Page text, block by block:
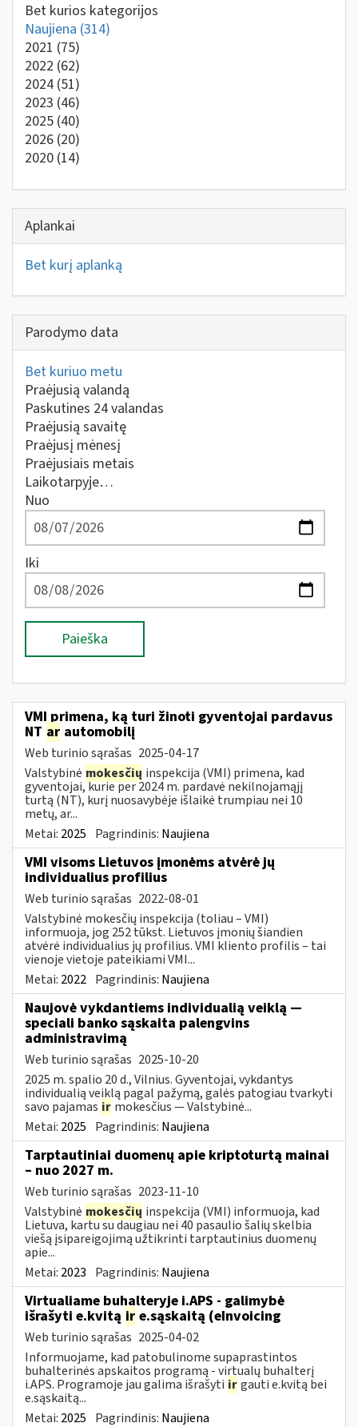
Bet kurios kategorijos
Naujiena (314)
2021 (75)
2022 (62)
2024 (51)
2023 (46)
2025 (40)
2026 (20)
2020 (14)
Aplankai
Bet kurį aplanką
Parodymo data
Bet kuriuo metu
Praėjusią valandą
Paskutines 24 valandas
Praėjusią savaitę
Praėjusį mėnesį
Praėjusiais metais
Laikotarpyje…
Nuo
Iki
Paieška
VMI primena, ką turi žinoti gyventojai pardavus
NT ar automobilį
Web turinio sąrašas 2025-04-17
Valstybinė mokesčių inspekcija (VMI) primena, kad
gyventojai, kurie per 2024 m. pardavė nekilnojamąjį
turtą (NT), kurį nuosavybėje išlaikė trumpiau nei 10
metų, ar...
Metai: 2025 Pagrindinis: Naujiena
VMI visoms Lietuvos įmonėms atvėrė jų
individualius profilius
Web turinio sąrašas 2022-08-01
Valstybinė mokesčių inspekcija (toliau – VMI)
informuoja, jog 252 tūkst. Lietuvos įmonių šiandien
atvėrė individualius jų profilius. VMI kliento profilis – tai
vienoje vietoje pateikiami VMI...
Metai: 2022 Pagrindinis: Naujiena
Naujovė vykdantiems individualią veiklą —
speciali banko sąskaita palengvins
administravimą
Web turinio sąrašas 2025-10-20
2025 m. spalio 20 d., Vilnius. Gyventojai, vykdantys
individualią veiklą pagal pažymą, galės patogiau tvarkyti
savo pajamas ir mokesčius — Valstybinė...
Metai: 2025 Pagrindinis: Naujiena
Tarptautiniai duomenų apie kriptoturtą mainai
– nuo 2027 m.
Web turinio sąrašas 2023-11-10
Valstybinė mokesčių inspekcija (VMI) informuoja, kad
Lietuva, kartu su daugiau nei 40 pasaulio šalių skelbia
viešą įsipareigojimą užtikrinti tarptautinius duomenų
apie...
Metai: 2023 Pagrindinis: Naujiena
Virtualiame buhalteryje i.APS - galimybė
išrašyti e.kvitą ir e.sąskaitą (eInvoicing
Web turinio sąrašas 2025-04-02
Informuojame, kad patobulinome supaprastintos
buhalterinės apskaitos programą - virtualų buhalterį
i.APS. Programoje jau galima išrašyti irgauti e.kvitą bei
e.sąskaitą...
Metai: 2025 Pagrindinis: Naujiena